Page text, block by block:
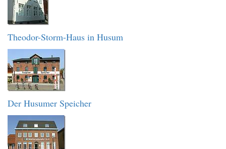
Theodor-Storm-Haus in Husum
Der Husumer Speicher